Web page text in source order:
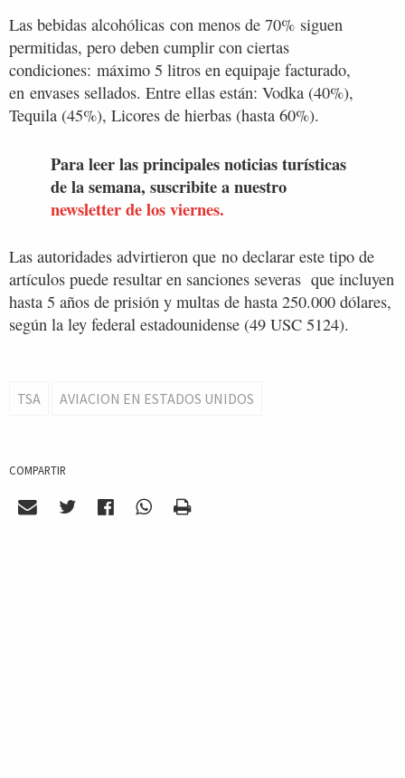
Las bebidas alcohólicas con menos de 70% siguen
permitidas, pero deben cumplir con ciertas
condiciones: máximo 5 litros en equipaje facturado,
en envases sellados. Entre ellas están: Vodka (40%),
Tequila (45%), Licores de hierbas (hasta 60%).
Para leer las principales noticias turísticas
de la semana, suscribite a nuestro
newsletter de los viernes.
Las autoridades advirtieron que no declarar este tipo de
artículos puede resultar en sanciones severas que incluyen
hasta 5 años de prisión y multas de hasta 250.000 dólares,
según la ley federal estadounidense (49 USC 5124).
TSA AVIACION EN ESTADOS UNIDOS
COMPARTIR